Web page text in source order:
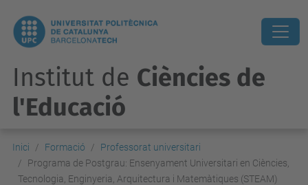
Institut de Ciències de
l'Educació
Inici Formació
Professorat universitari
Programa de Postgrau: Ensenyament Universitari en Ciències,
Tecnologia, Enginyeria, Arquitectura i Matemàtiques (STEAM)